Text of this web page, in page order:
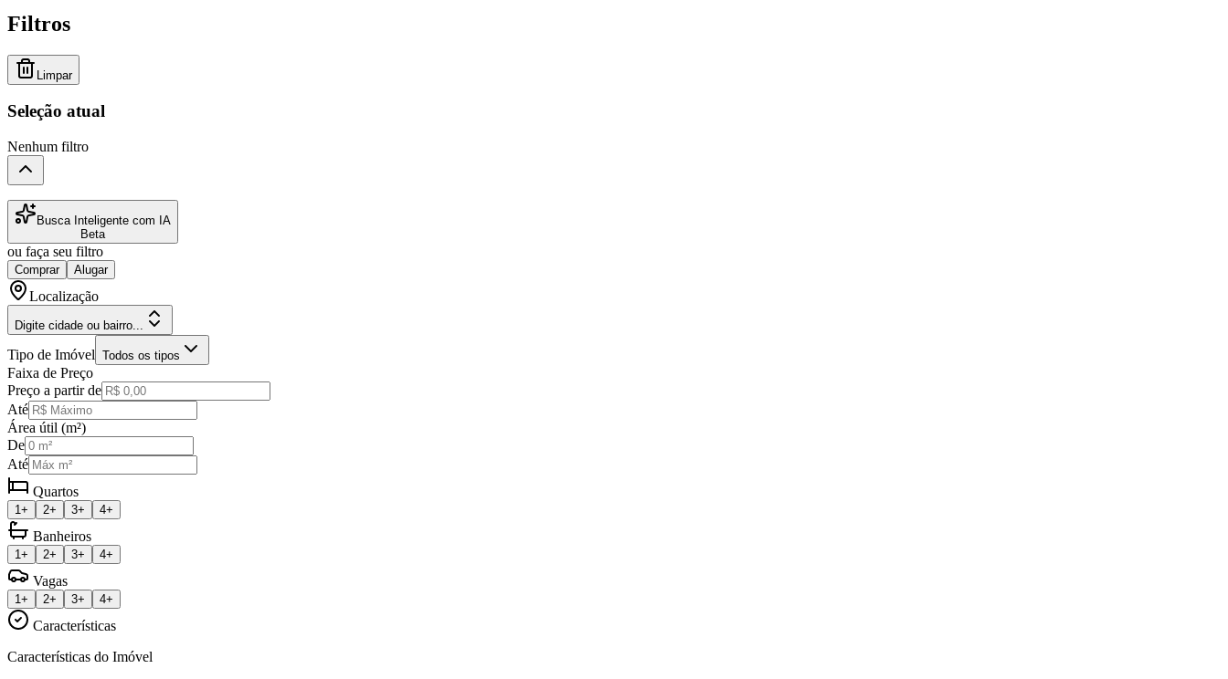
Filtros
Limpar
Seleção atual
Nenhum filtro
Busca Inteligente com IA
Beta
ou faça seu filtro
Comprar Alugar
Localização
Digite cidade ou bairro...
Tipo de Imóvel Todos os tipos
Faixa de Preço
Preço a partir de
Até
Área útil (m²)
De
Até
Quartos
1+ 2+ 3+ 4+
Banheiros
1+ 2+ 3+ 4+
Vagas
1+ 2+ 3+ 4+
Características
Características do Imóvel